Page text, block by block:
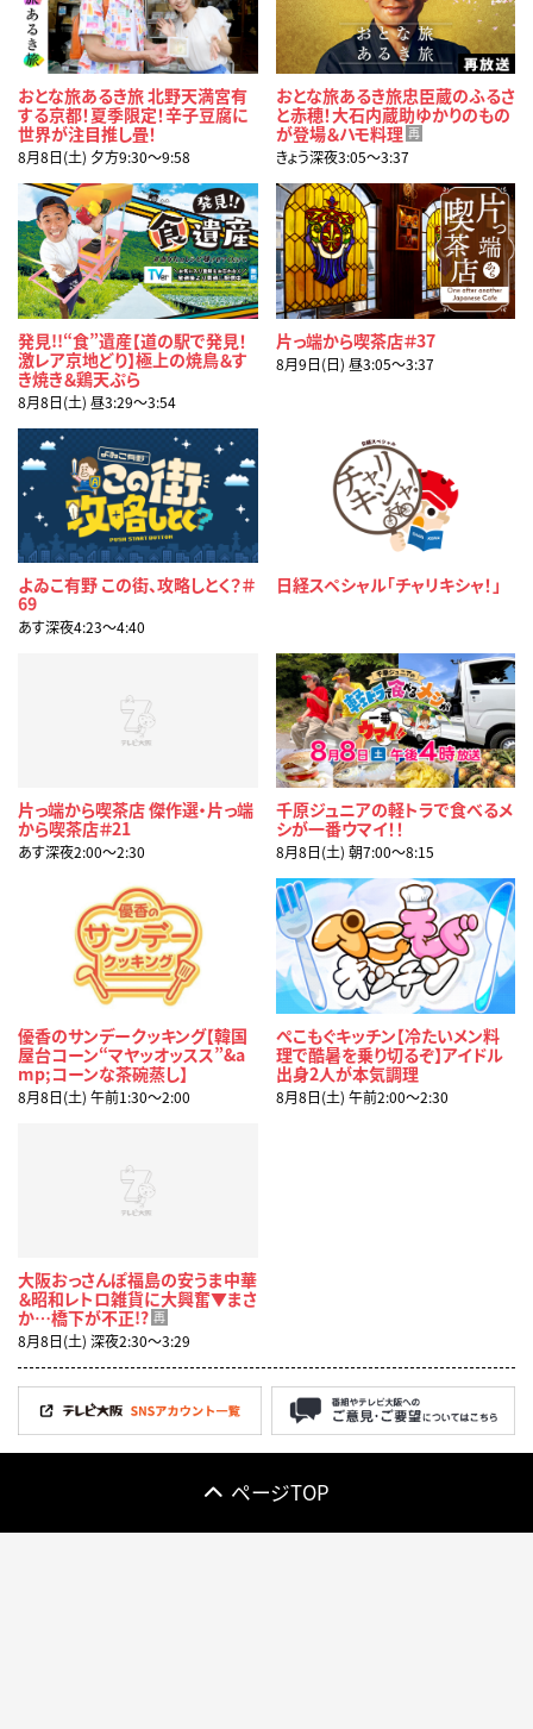
おとな旅あるき旅 北野天満宮有
する京都！夏季限定！辛子豆腐に
世界が注目推し畳！
8月8日(土) 夕方9:30〜9:58
おとな旅あるき旅忠臣蔵のふるさ
と赤穂！大石内蔵助ゆかりのもの
が登場＆ハモ料理 再
きょう深夜3:05〜3:37
発見!!“食”遺産【道の駅で発見！
激レア京地どり】極上の焼鳥＆す
き焼き＆鶏天ぷら
8月8日(土) 昼3:29〜3:54
片っ端から喫茶店＃37
8月9日(日) 昼3:05〜3:37
よゐこ有野 この街、攻略しとく？＃
69
あす深夜4:23〜4:40
日経スペシャル「チャリキシャ！」
片っ端から喫茶店 傑作選・片っ端
から喫茶店＃21
あす深夜2:00〜2:30
千原ジュニアの軽トラで食べるメ
シが一番ウマイ！！
8月8日(土) 朝7:00〜8:15
優香のサンデークッキング【韓国
屋台コーン“マヤッオッスス”&a
mp;コーンな茶碗蒸し】
8月8日(土) 午前1:30〜2:00
ぺこもぐキッチン【冷たいメン料
理で酷暑を乗り切るぞ】アイドル
出身2人が本気調理
8月8日(土) 午前2:00〜2:30
大阪おっさんぽ福島の安うま中華
＆昭和レトロ雑貨に大興奮▼まさ
か…橋下が不正!? 再
8月8日(土) 深夜2:30〜3:29
ページTOP